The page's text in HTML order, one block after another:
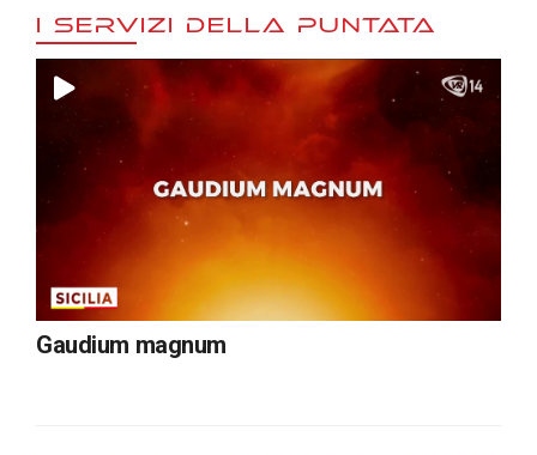
I SERVIZI DELLA PUNTATA
Gaudium magnum